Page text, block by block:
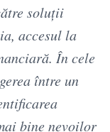
soluții
accesul la
În cele
între un
bine nevoilor